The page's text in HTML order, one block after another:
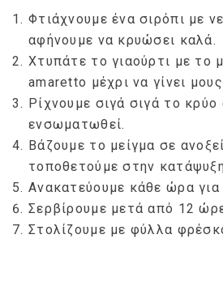
Φτιάχνουμε ένα σιρόπι με
αφήνουμε να κρυώσει καλά.
Χτυπάτε το γιαούρτι με το
amaretto μέχρι να γίνει
Ρίχνουμε σιγά σιγά το κρύο
ενσωματωθεί.
Βάζουμε το μείγμα σε
τοποθετούμε στην
Ανακατεύουμε κάθε ώρα
Σερβίρουμε μετά από 12
Στολίζουμε με φύλλα